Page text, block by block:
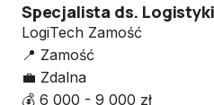
Specjalista ds. Logistyki
LogiTech Zamość
📍 Zamość
💼 Zdalna
💰 6 000 - 9 000 zł